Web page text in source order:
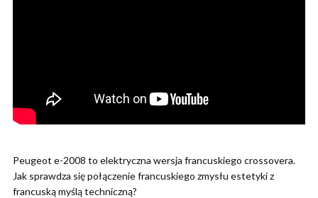
Peugeot e-2008 to elektryczna wersja francuskiego crossovera.
Jak sprawdza się połączenie francuskiego zmysłu estetyki z
francuską myślą techniczną?